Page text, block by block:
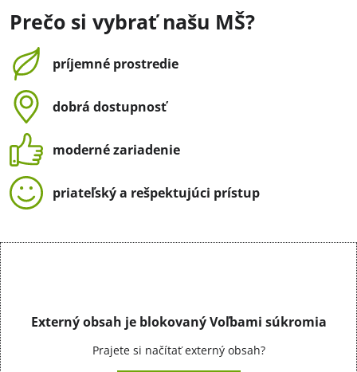
Prečo si vybrať našu MŠ?
príjemné prostredie
dobrá dostupnosť
moderné zariadenie
priateľský a rešpektujúci prístup
Externý obsah je blokovaný Voľbami súkromia
Prajete si načítať externý obsah?